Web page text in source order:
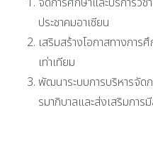
ประชาคมอาเซียน
เสริมสร้างโอกาสทางการ
เท่าเทียม
พัฒนาระบบการบริหารจัด
รมาภิบาลและส่งเสริมกา